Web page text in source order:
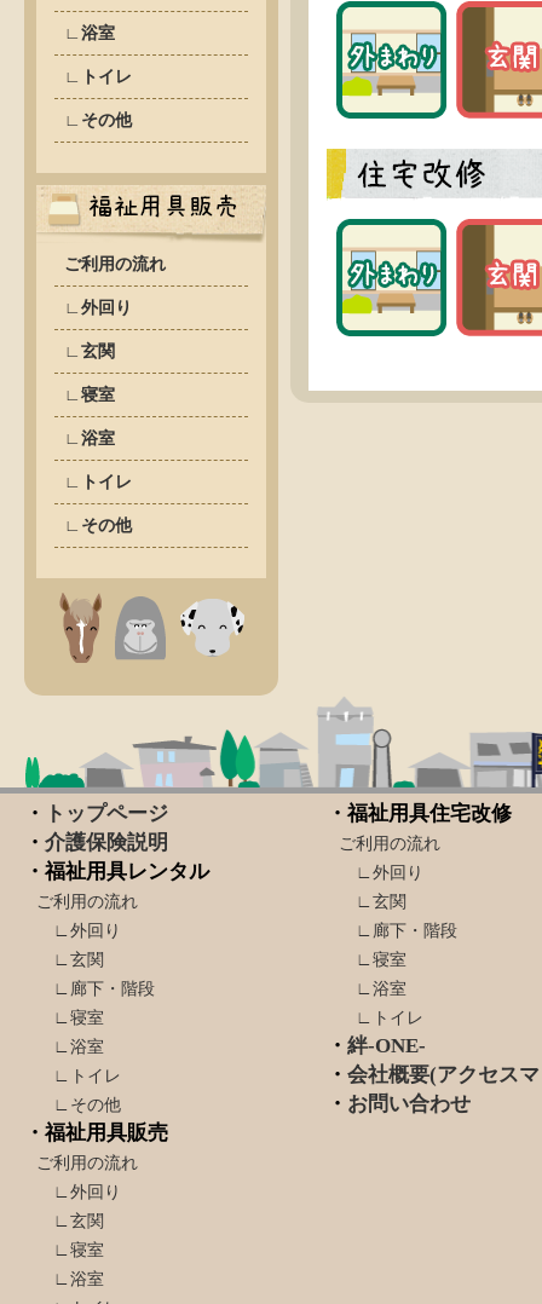
∟浴室
∟トイレ
∟その他
ご利用の流れ
∟外回り
∟玄関
∟寝室
∟浴室
∟トイレ
∟その他
・
トップページ
・ 介護保険説明
・福祉用具レンタル
ご利用の流れ
∟外回り
∟玄関
∟廊下・階段
∟寝室
∟浴室
∟トイレ
∟その他
・福祉用具販売
ご利用の流れ
∟外回り
∟玄関
∟寝室
∟浴室
・福祉用具住宅改修
ご利用の流れ
∟外回り
∟玄関
∟廊下・階段
∟寝室
∟浴室
∟トイレ
・ 絆-ONE-
・ 会社概要(アクセス
・ お問い合わせ